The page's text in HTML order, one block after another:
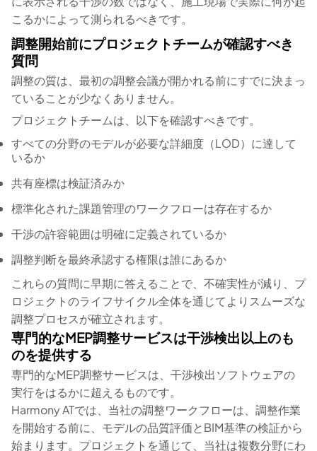
こるかによって測られるべきです。
調整開始前にプロジェクトチームが確認すべき
質問
調整の質は、最初の調整会議が開かれる前にすでに決まっ
ていることが少なくありません。
プロジェクトチームは、以下を確認すべきです。
すべての分野のモデルが必要な詳細度（LOD）に達して
いるか
共有座標は検証済みか
標準化された課題管理のワークフローは存在するか
干渉の許容範囲は明確に定義されているか
調整判断を最終承認する権限は誰にあるか
これらの質問に早期に答えることで、不確実性が減り、プ
ロジェクトのライフサイクル全体を通じてよりスムーズな
調整プロセスが確立されます。
専門的なMEP調整サービスは干渉検出以上のも
のを提供する
専門的なMEP調整サービスは、干渉検出ソフトウェアの
実行をはるかに超えるものです。
Harmony ATでは、当社の調整ワークフローは、調整作業
を開始する前に、モデルの品質評価とBIM基準の検証から
始まります。プロジェクトを通じて、当社は複数分野にわ